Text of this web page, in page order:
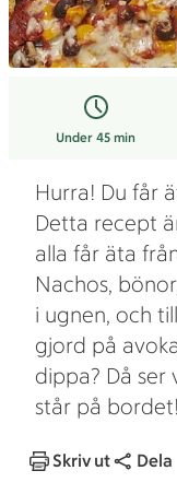
Under 45 min
Hurra! Du får
Detta recept
alla får äta
Nachos,
i ugnen, och
gjord på
dippa? Då ser
står på bordet!
Skriv ut Dela